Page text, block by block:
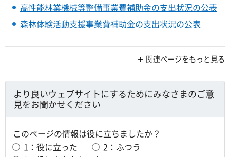
高性能林業機械等整備事業費補助金の支出状況の公表
森林体験活動支援事業費補助金の支出状況の公表
関連ページをもっと見る
より良いウェブサイトにするためにみなさまのご意
見をお聞かせください
このページの情報は役に立ちましたか？
1：役に立った
2：ふつう